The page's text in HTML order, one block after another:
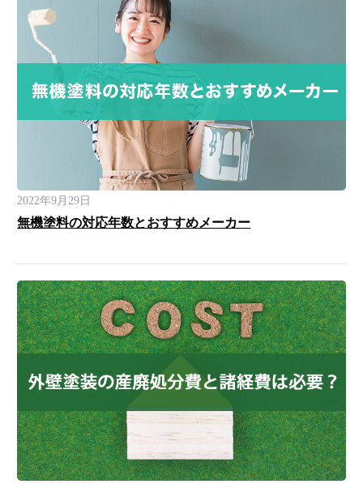
2022年9月29日
無機塗料の対応年数とおすすめメーカー